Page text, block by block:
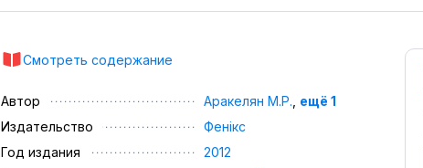
Смотреть содержание
Автор Аракелян М.Р. ещё 1
Издательство
Фенікс
Год издания
2012